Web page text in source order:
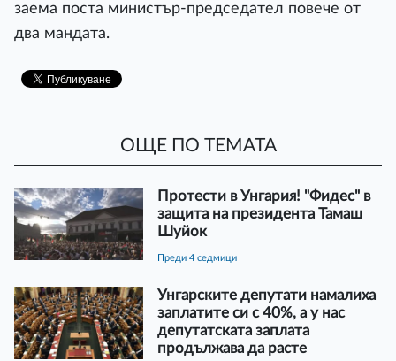
заема поста министър-председател повече от
два мандата.
ОЩЕ ПО ТЕМАТА
Протести в Унгария! "Фидес" в
защита на президента Тамаш
Шуйок
преди 4 седмици
Унгарските депутати намалиха
заплатите си с 40%, а у нас
депутатската заплата
продължава да расте